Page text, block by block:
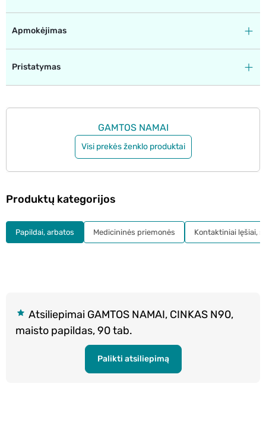
Apmokėjimas
Pristatymas
GAMTOS NAMAI
Visi prekės ženklo produktai
Atsiliepimai GAMTOS NAMAI, CINKAS N90,
maisto papildas, 90 tab.
Palikti atsiliepimą
Produktų kategorijos
Papildai, arbatos Medicininės priemonės Kontaktiniai lęšiai,